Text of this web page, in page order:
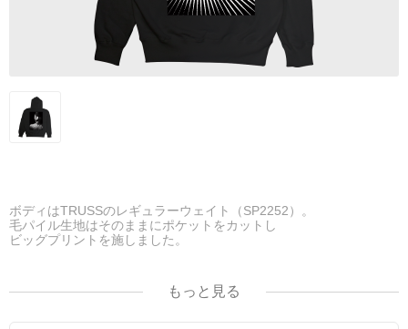
ボディはTRUSSのレギュラーウェイト（SP2252）。
毛パイル生地はそのままにポケットをカットし
ビッグプリントを施しました。
しっかりとボリューム感があり、
フード部分のシルエットが綺麗です。
もっと見る